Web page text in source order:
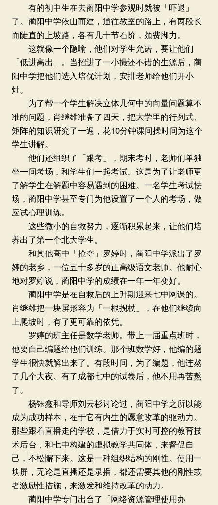
有的初中生在去蔺阳中学参观时就被「吓退」
了。蔺阳中学依山而建，通往教室的路上，有两段长
而陡直的上坡路，各有几十节石阶，颇费脚力。
这就像一个隐喻，他们对学生允诺，要让他们
「低进高出」。当招进了一小撮还不错的生源后，蔺
阳中学把他们选入培优计划，安排老师给他们开小
灶。
为了帮一个学生解决立体几何中的向量问题算不
准的问题，肖继雄准备了四天，把大学里的行列式、
矩阵的知识研究了一遍，花10分钟课间操时间为这个
学生讲解。
他们还组织了「跟考」，期末考时，老师们单独
坐一间考场，和学生们一起考试。这是为了让老师更
了解学生在解题中容易遇到的困难。一名学生考试怯
场，蔺阳中学甚至专门为他设置了一个人的考场，做
应试心理训练。
这些微小的自救努力，逐渐积累起来，让他们培
养出了第一个北大学生。
和其他高中「抢夺」罗婷时，蔺阳中学派出了罗
婷的老乡，一位五十多岁的正高级语文老师。他耐心
地对罗婷说，蔺阳中学的成绩在一年一年变好。
蔺阳中学是在自救后的上升期迎来七中网课的。
肖继雄把一块屏形容为「一根拐杖」，在他们继续向
上爬坡时，有了更可靠的依凭。
罗婷的班主任是数学老师。带上一届重点班时，
他要自己编题给他们训练。那个班数学好，他编的题
学生很快就解出来了。有段时间，为了编题，他连熬
了几个大夜。有了成都七中的试卷后，他不用再苦熬
了。
杨钰鑫和导师刘云杉讨论过，蔺阳中学之所以能
成为成功样本，在于它有内生的愿意改革的驱动力。
那些跟着直播走的学校，是借力于实时可控的教育技
术后台，和七中构建的虚拟教学共同体，来督促自
己，不松懈下来。这是一种组织结构的刚性。使用一
块屏，无论是直播还是录播，都还需要其他的刚性或
者激励性措施，来激发和维持改革的动力。
蔺阳中学专门出台了「网络资源管理使用办